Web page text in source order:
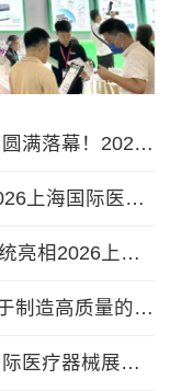
满落幕！2027
上海国际医疗
亮相2026上海
制造高质量的高
医疗器械展览